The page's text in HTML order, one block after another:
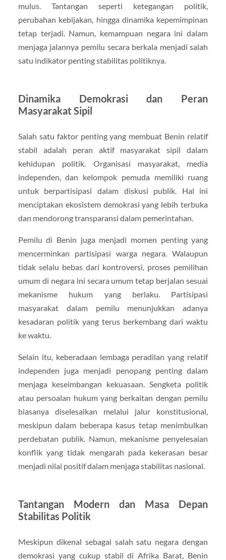
mulus. Tantangan seperti ketegangan politik,
perubahan kebijakan, hingga dinamika kepemimpinan
tetap terjadi. Namun, kemampuan negara ini dalam
menjaga jalannya pemilu secara berkala menjadi salah
satu indikator penting stabilitas politiknya.
Dinamika Demokrasi dan Peran
Masyarakat Sipil
Salah satu faktor penting yang membuat Benin relatif
stabil adalah peran aktif masyarakat sipil dalam
kehidupan politik. Organisasi masyarakat, media
independen, dan kelompok pemuda memiliki ruang
untuk berpartisipasi dalam diskusi publik. Hal ini
menciptakan ekosistem demokrasi yang lebih terbuka
dan mendorong transparansi dalam pemerintahan.
Pemilu di Benin juga menjadi momen penting yang
mencerminkan partisipasi warga negara. Walaupun
tidak selalu bebas dari kontroversi, proses pemilihan
umum di negara ini secara umum tetap berjalan sesuai
mekanisme hukum yang berlaku. Partisipasi
masyarakat dalam pemilu menunjukkan adanya
kesadaran politik yang terus berkembang dari waktu
ke waktu.
Selain itu, keberadaan lembaga peradilan yang relatif
independen juga menjadi penopang penting dalam
menjaga keseimbangan kekuasaan. Sengketa politik
atau persoalan hukum yang berkaitan dengan pemilu
biasanya diselesaikan melalui jalur konstitusional,
meskipun dalam beberapa kasus tetap menimbulkan
perdebatan publik. Namun, mekanisme penyelesaian
konflik yang tidak mengarah pada kekerasan besar
menjadi nilai positif dalam menjaga stabilitas nasional.
Tantangan Modern dan Masa Depan
Stabilitas Politik
Meskipun dikenal sebagai salah satu negara dengan
demokrasi yang cukup stabil di Afrika Barat, Benin